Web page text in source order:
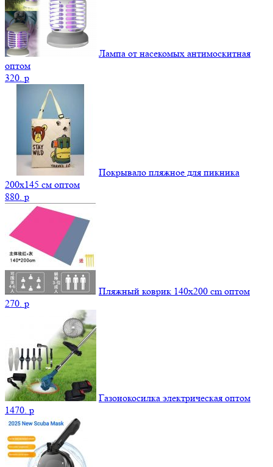
Лампа от насекомых антимоскитная
оптом
320. p
Покрывало пляжное для пикника
200х145 см оптом
880. p
Пляжный коврик 140х200 cm оптом
270. p
Газонокосилка электрическая оптом
1470. p